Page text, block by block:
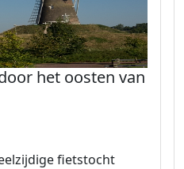
het oosten van
fietstocht